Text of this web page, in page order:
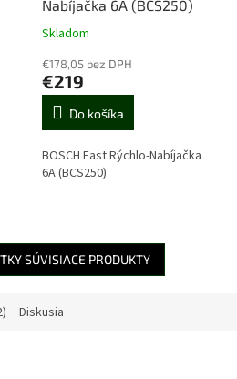
Nabíjačka 6A (BCS250)
Skladom
€178,05 bez DPH
€219
Do košíka
BOSCH Fast Rýchlo-Nabíjačka
6A (BCS250)
SÚVISIACE PRODUKTY
Diskusia